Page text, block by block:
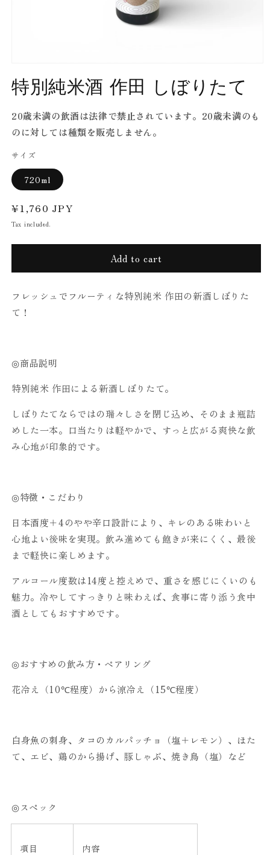
media
1
in
特別純米酒 作田 しぼりたて
20歳未満の飲酒は法律で禁止されています。20歳未満のも
のに対しては種類を販売しません。
サイズ
720ml
Regular
price
¥1,760 JPY
Tax included.
Add to cart
フレッシュでフルーティな特別純米 作田の新酒しぼりた
て！
◎商品説明
特別純米 作田による新酒しぼりたて。
しぼりたてならではの瑞々しさを閉じ込め、そのまま瓶詰
めした一本。口当たりは軽やかで、すっと広がる爽快な飲
み心地が印象的です。
◎特徴・こだわり
日本酒度＋4のやや辛口設計により、キレのある味わいと
心地よい後味を実現。飲み進めても飽きが来にくく、最後
まで軽快に楽しめます。
アルコール度数は14度と控えめで、重さを感じにくいのも
魅力。冷やしてすっきりと味わえば、食事に寄り添う食中
酒としてもおすすめです。
◎おすすめの飲み方・ペアリング
花冷え（10℃程度）から涼冷え（15℃程度）
白身魚の刺身、タコのカルパッチョ（塩＋レモン）、ほた
て、エビ、鶏のから揚げ、豚しゃぶ、焼き鳥（塩）など
◎スペック
項目 内容